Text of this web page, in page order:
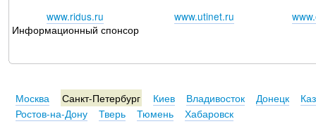
www.ridus.ru
Информационный спонсор
www.utinet.ru
Москва Санкт-Петербург Киев Владивосток Донецк
Ростов-на-Дону
Тверь Тюмень Хабаровск